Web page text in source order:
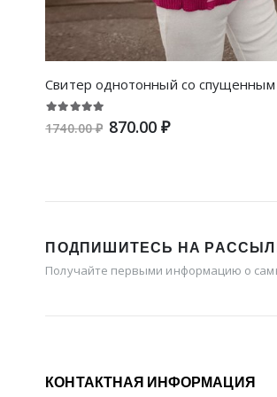
1740.00 ₽ 870.00 ₽
ПОДПИШИТЕСЬ НА
Получайте первыми информацию о
КОНТАКТНАЯ ИНФОРМАЦИЯ